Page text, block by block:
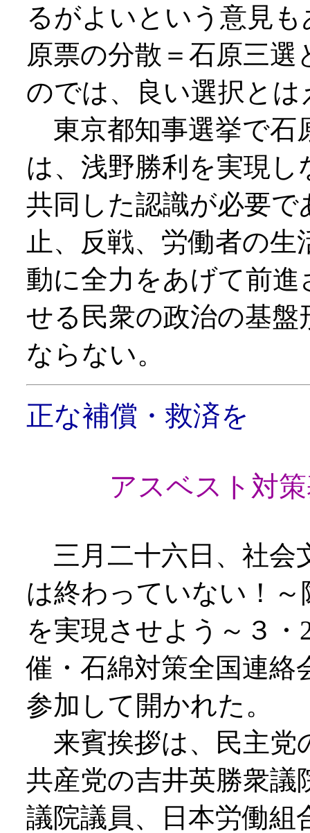
るがよいという意見
原票の分散＝石原三
のでは、良い選択とは
東京都知事選挙で石
は、浅野勝利を実現
共同した認識が必要
止、反戦、労働者の
動に全力をあげて前
せる民衆の政治の基
ならない。
正な補償・救済を
アスベスト対
三月二十六日、社会
は終わっていない！
を実現させよう～３
催・石綿対策全国連絡
参加して開かれた。
来賓挨拶は、民主党
共産党の吉井英勝衆議
議院議員、日本労働組